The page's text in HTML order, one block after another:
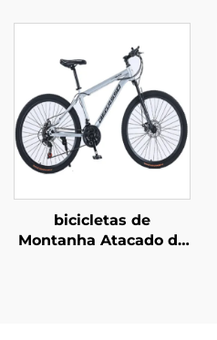
Anos, Andador para
Bebês, Scooter Yo-Yo,
Bicicletas para
Crianças de Duas
Rodas
bicicletas de
Montanha Atacado de